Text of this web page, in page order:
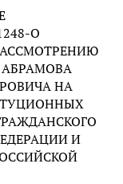
О
НА
И